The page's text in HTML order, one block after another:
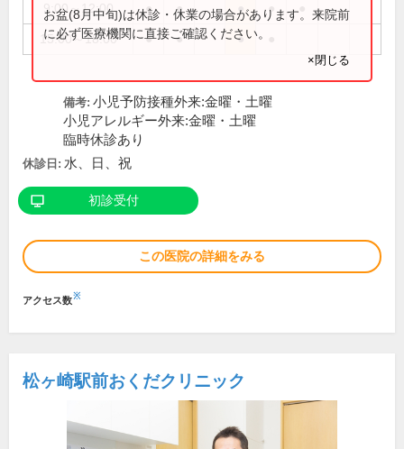
9:00～12:00 ● ● ● ●
15:00～18:00 ● ● ●
お盆(8月中旬)は休診・休業の場合があります。来院前
に必ず医療機関に直接ご確認ください。
×閉じる
備考: 小児予防接種外来:金曜・土曜
小児アレルギー外来:金曜・土曜
臨時休診あり
休診日: 水、日、祝
初診受付
この医院の詳細をみる
アクセス数※
松ヶ崎駅前おくだクリニック